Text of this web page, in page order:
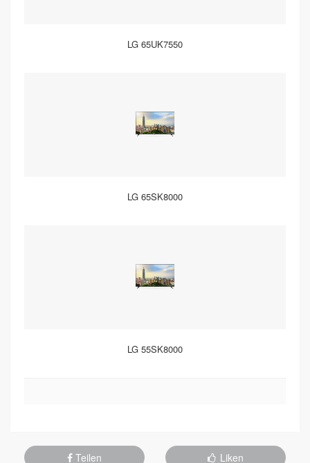
LG 65UK7550
LG 65SK8000
LG 55SK8000
Teilen Liken